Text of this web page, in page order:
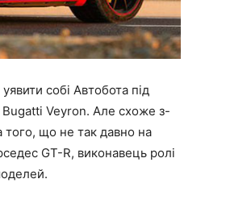
собі Автобота під
Bugatti Veyron. Але схоже з-
того, що не так давно на
GT-R, виконавець ролі